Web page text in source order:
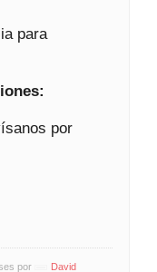
para
por
por
David